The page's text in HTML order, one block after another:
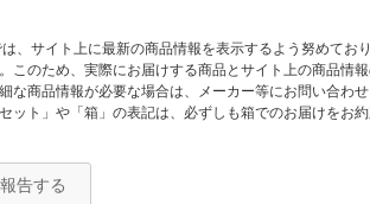
、サイト上に最新の商品情報を表示するよう努めて
このため、実際にお届けする商品とサイト上の商品
な商品情報が必要な場合は、メーカー等にお問い合わせ
ット」や「箱」の表記は、必ずしも箱でのお届けをお
告する